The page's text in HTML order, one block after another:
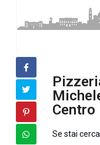
Centro
Se stai